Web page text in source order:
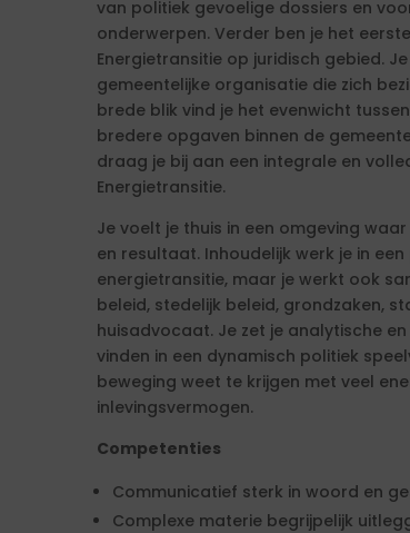
van politiek gevoelige dossiers en
onderwerpen. Verder ben je het
Energietransitie op juridisch gebied.
gemeentelijke organisatie die zich
brede blik vind je het evenwicht
bredere opgaven binnen de
draag je bij aan een integrale en
Energietransitie.
Je voelt je thuis in een omgeving
en resultaat. Inhoudelijk werk je in
energietransitie, maar je werkt ook
beleid, stedelijk beleid, grondzaken,
huisadvocaat. Je zet je analytische
vinden in een dynamisch politiek
beweging weet te krijgen met veel
inlevingsvermogen.
Competenties
Communicatief sterk in woord en
Complexe materie begrijpelijk